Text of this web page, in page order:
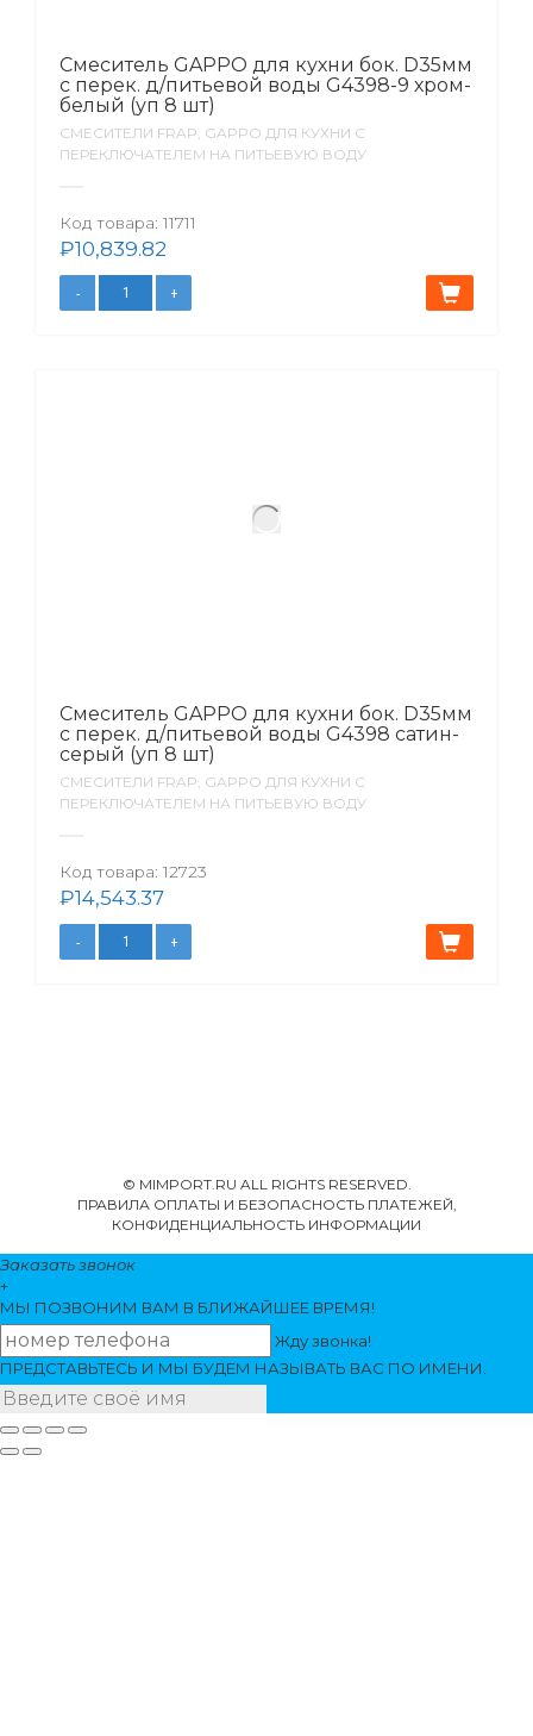
Смеситель GAPPO для кухни бок. D35мм
с перек. д/питьевой воды G4398-9 хром-
белый (уп 8 шт)
СМЕСИТЕЛИ FRAP, GAPPO ДЛЯ КУХНИ С
ПЕРЕКЛЮЧАТЕЛЕМ НА ПИТЬЕВУЮ ВОДУ
Код товара: 11711
₽10,839.82
Смеситель GAPPO для кухни бок. D35мм
с перек. д/питьевой воды G4398 сатин-
серый (уп 8 шт)
СМЕСИТЕЛИ FRAP, GAPPO ДЛЯ КУХНИ С
ПЕРЕКЛЮЧАТЕЛЕМ НА ПИТЬЕВУЮ ВОДУ
Код товара: 12723
₽14,543.37
© MIMPORT.RU ALL RIGHTS RESERVED.
ПРАВИЛА ОПЛАТЫ И БЕЗОПАСНОСТЬ ПЛАТЕЖЕЙ,
КОНФИДЕНЦИАЛЬНОСТЬ ИНФОРМАЦИИ
Заказать звонок
+
МЫ ПОЗВОНИМ ВАМ В БЛИЖАЙШЕЕ ВРЕМЯ!
Жду звонка!
ПРЕДСТАВЬТЕСЬ И МЫ БУДЕМ НАЗЫВАТЬ ВАС ПО ИМЕНИ.